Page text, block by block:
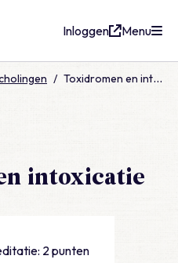
Inloggen Menu
/ Toxidromen en intoxicatie
intoxicatie
2 punten